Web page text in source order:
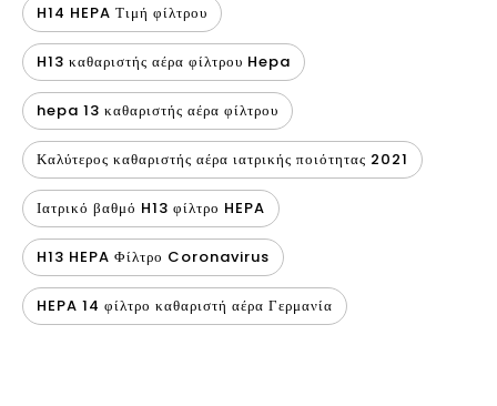
H14 HEPA Τιμή φίλτρου
H13 καθαριστής αέρα φίλτρου Hepa
hepa 13 καθαριστής αέρα φίλτρου
Καλύτερος καθαριστής αέρα ιατρικής ποιότητας 2021
Ιατρικό βαθμό H13 φίλτρο HEPA
H13 HEPA Φίλτρο Coronavirus
HEPA 14 φίλτρο καθαριστή αέρα Γερμανία